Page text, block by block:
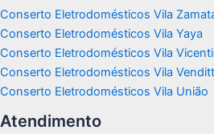
Conserto Eletrodomésticos Vila
Conserto Eletrodomésticos Vila Yaya
Conserto Eletrodomésticos Vila
Conserto Eletrodomésticos Vila
Conserto Eletrodomésticos Vila União
Atendimento